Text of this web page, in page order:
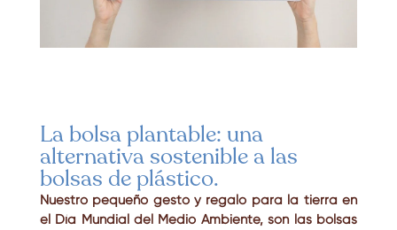
La bolsa plantable: una
alternativa sostenible a las
bolsas de plástico.
Nuestro pequeño gesto y regalo para la tierra en
el Día Mundial del Medio Ambiente, son las bolsas